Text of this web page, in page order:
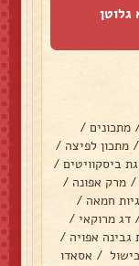
גלוטן
מתכונים /
/ מתכון לפיצה /
ביסקוויטים/
/ מרק אפונה /
חמאה /
דג מרוקאי /
גבינה אפויה /
/ אסאדו